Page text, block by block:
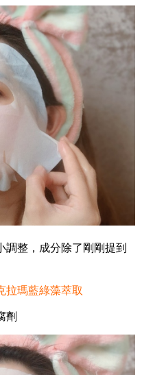
整，成分除了剛剛提到
拉瑪藍綠藻萃取
劑